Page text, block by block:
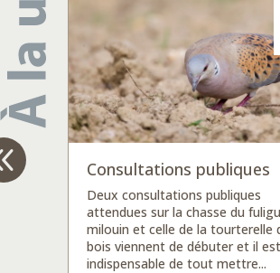
Consultations publiques
Deux consultations publiques
attendues sur la chasse du
milouin et celle de la tourterelle
bois viennent de débuter et il est
indispensable de tout mettre...